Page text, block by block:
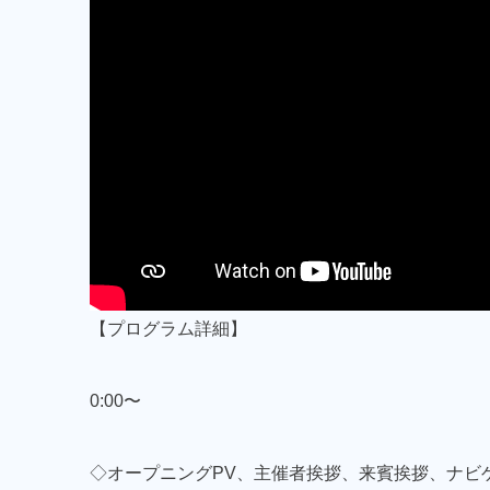
【プログラム詳細】
0:00〜
◇オープニングPV、主催者挨拶、来賓挨拶、ナビ